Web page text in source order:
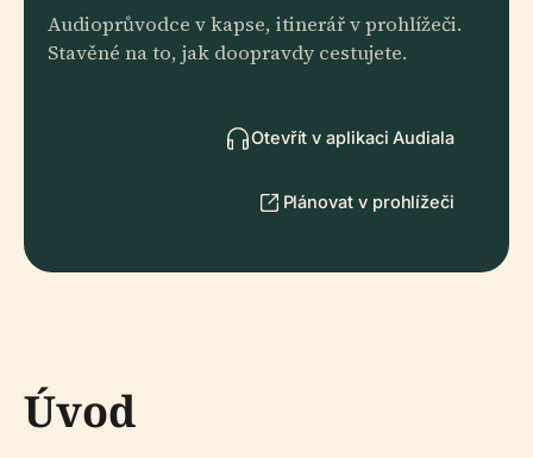
Audioprůvodce v kapse, itinerář v prohlížeči.
Stavěné na to, jak doopravdy cestujete.
Otevřít v aplikaci Audiala
Plánovat v prohlížeči
Úvod